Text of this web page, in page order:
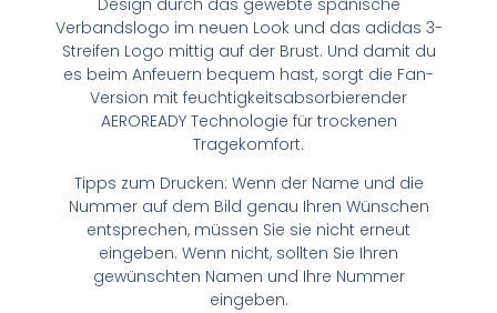
Design durch das gewebte spanische
Verbandslogo im neuen Look und das adidas 3-
Streifen Logo mittig auf der Brust. Und damit du
es beim Anfeuern bequem hast, sorgt die Fan-
Version mit feuchtigkeitsabsorbierender
AEROREADY Technologie für trockenen
Tragekomfort.
Tipps zum Drucken: Wenn der Name und die
Nummer auf dem Bild genau Ihren Wünschen
entsprechen, müssen Sie sie nicht erneut
eingeben. Wenn nicht, sollten Sie Ihren
gewünschten Namen und Ihre Nummer
eingeben.